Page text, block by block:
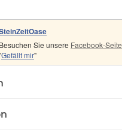
Besuchen Sie unsere Facebook-Seite
Gefällt mir"